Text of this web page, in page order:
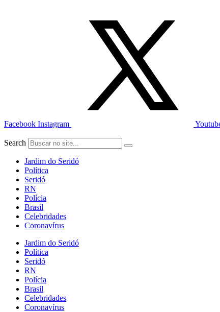
Facebook Instagram
Search
Jardim do Seridó
Política
Seridó
RN
Polícia
Brasil
Celebridades
Coronavírus
Jardim do Seridó
Política
Seridó
RN
Polícia
Brasil
Celebridades
Coronavírus